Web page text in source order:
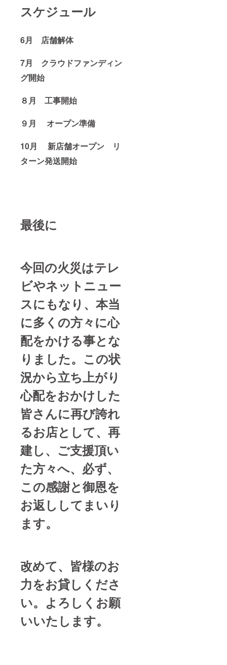
スケジュール
6月 店舗解体
7月 クラウドファンディン
グ開始
８月 工事開始
９月 オープン準備
10月 新店舗オープン リ
ターン発送開始
最後に
今回の火災はテレ
ビやネットニュー
スにもなり、本当
に多くの方々に心
配をかける事とな
りました。この状
況から立ち上がり
心配をおかけした
皆さんに再び誇れ
るお店として、再
建し、ご支援頂い
た方々へ、必ず、
この感謝と御恩を
お返ししてまいり
ます。
改めて、皆様のお
力をお貸しくださ
い。よろしくお願
いいたします。